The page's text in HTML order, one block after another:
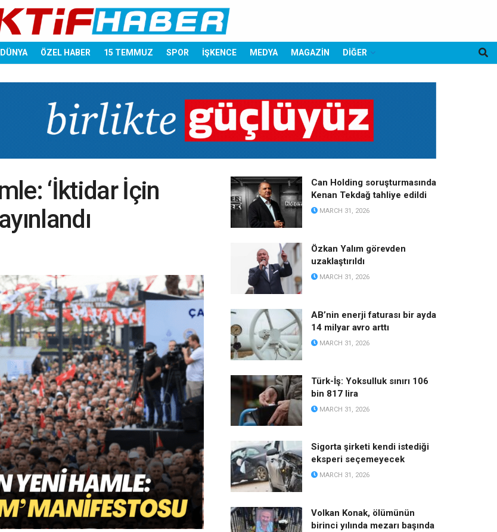
DÜNYA ÖZEL HABER 15 TEMMUZ SPOR İŞKENCE MEDYA MAGAZİN DİĞER
‘İktidar İçin
Can Holding soruşturmasında
Kenan Tekdağ tahliye edildi
MARCH 31, 2026
Özkan Yalım görevden
uzaklaştırıldı
MARCH 31, 2026
AB’nin enerji faturası bir ayda
14 milyar avro arttı
MARCH 31, 2026
Türk-İş: Yoksulluk sınırı 106
bin 817 lira
MARCH 31, 2026
Sigorta şirketi kendi istediği
eksperi seçemeyecek
MARCH 31, 2026
Volkan Konak, ölümünün
birinci yılında mezarı başında